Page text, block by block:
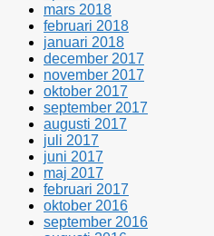
mars 2018
februari 2018
januari 2018
december 2017
november 2017
oktober 2017
september 2017
augusti 2017
juli 2017
juni 2017
maj 2017
februari 2017
oktober 2016
september 2016